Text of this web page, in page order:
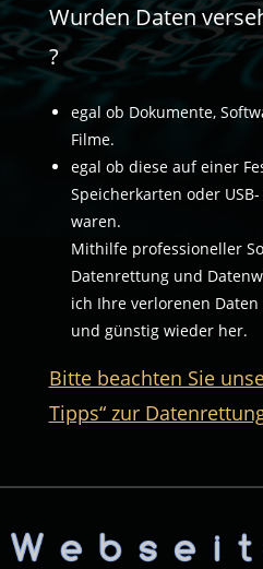
Wurden Daten
?
egal ob Dokumente,
Filme.
egal ob diese auf einer
Speicherkarten oder
waren.
Mithilfe professioneller
Datenrettung und
ich Ihre verlorenen
und günstig wieder her.
Bitte beachten Sie
Tipps“ zur